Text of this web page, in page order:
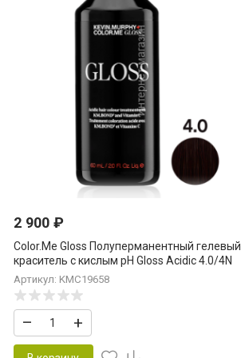
2 900 ₽
Color.Me Gloss Полуперманентный гелевый
краситель c кислым pH Gloss Acidic 4.0/4N
Med.Brown.Natural 60 мл Средний Шатен
Натуральный
Артикул: KMC19658
– +